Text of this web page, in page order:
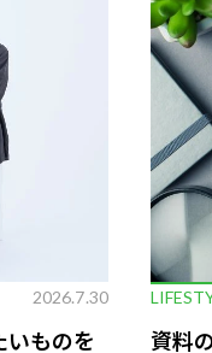
2026.7.30
いものを
資料